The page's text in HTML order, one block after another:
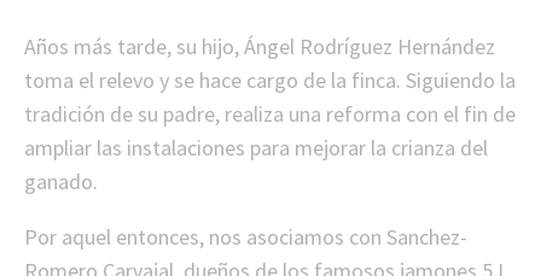
Años más tarde, su hijo, Ángel Rodríguez Hernández
toma el relevo y se hace cargo de la finca. Siguiendo la
tradición de su padre, realiza una reforma con el fin de
ampliar las instalaciones para mejorar la crianza del
ganado.
Por aquel entonces, nos asociamos con Sanchez-